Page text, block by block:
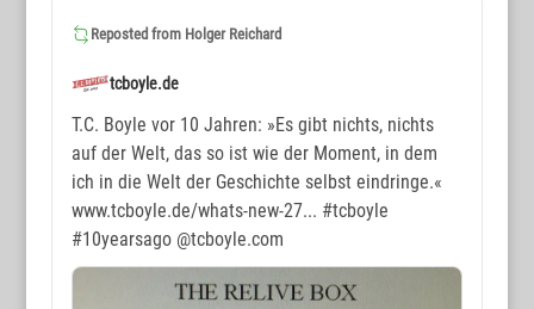
Reposted from Holger Reichard
tcboyle.de
T.C. Boyle vor 10 Jahren: »Es gibt nichts, nichts
auf der Welt, das so ist wie der Moment, in dem
ich in die Welt der Geschichte selbst eindringe.«
www.tcboyle.de/whats-new-27... #tcboyle
#10yearsago@tcboyle.com
www.wortmax.de
Buchvorstellungen und Beobachtungen
www.wortmax.com
Das Kreativ-Netzwerk
KONTAKT
www.wortmax.net